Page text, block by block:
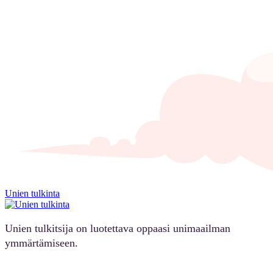
Unien tulkinta
Unien tulkitsija on luotettava oppaasi unimaailman
ymmärtämiseen.